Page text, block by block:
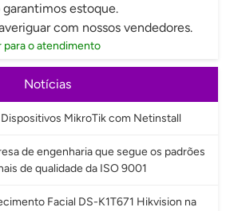
garantimos estoque.
com nossos vendedores.
para o atendimento
Notícias
MikroTik com Netinstall
de engenharia que segue os padrões
de qualidade da ISO 9001
Facial DS-K1T671 Hikvision na